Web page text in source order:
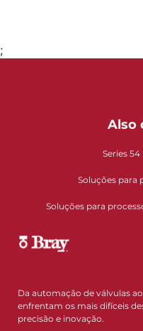
;
Also
Series
Soluções para
Soluções para
Da automação de válvulas
enfrentam os mais difíceis
precisão e inovação.